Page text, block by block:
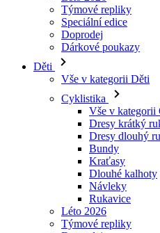
Děti
Vše v kategorii Děti
Cyklistika
Vše v kategorii
Dresy dlouhý
Bundy
Kraťasy
Dlouhé kalhoty
Návleky
Rukavice
Léto 2026
Týmové repliky
Doprodej
Speciální edice
Dárkové poukazy
Vlastní design
Příběhy